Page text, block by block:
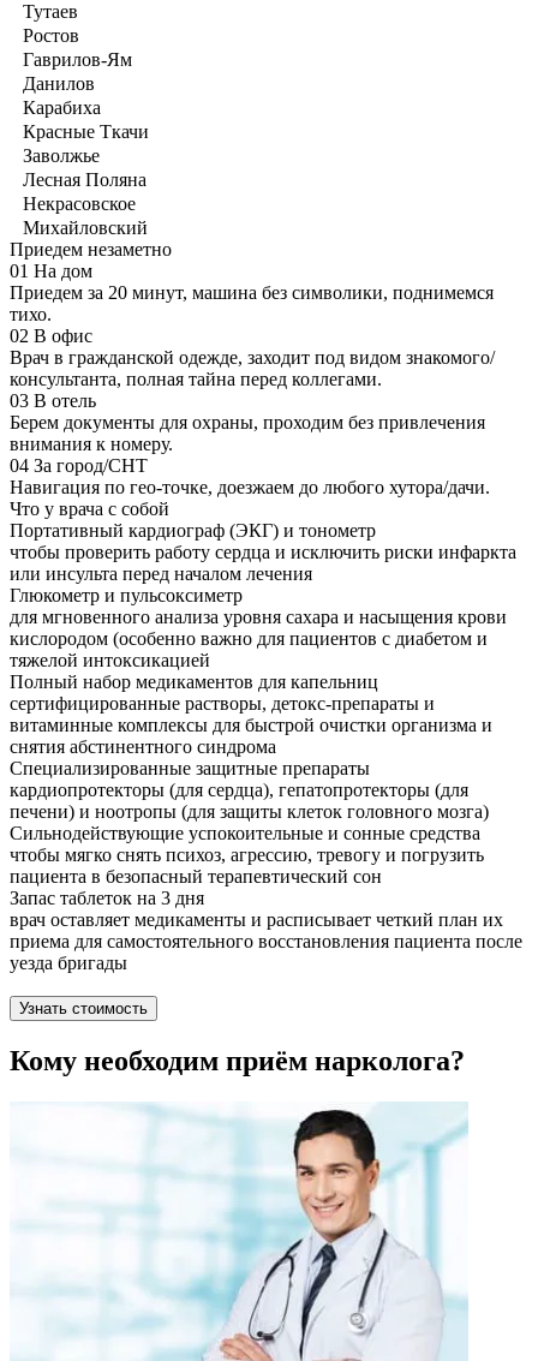
Тутаев
Ростов
Гаврилов-Ям
Данилов
Карабиха
Красные Ткачи
Заволжье
Лесная Поляна
Некрасовское
Михайловский
Приедем незаметно
01 На дом
Приедем за 20 минут, машина без символики, поднимемся
тихо.
02 В офис
Врач в гражданской одежде, заходит под видом знакомого/
консультанта, полная тайна перед коллегами.
03 В отель
Берем документы для охраны, проходим без привлечения
внимания к номеру.
04 За город/СНТ
Навигация по гео-точке, доезжаем до любого хутора/дачи.
Что у врача с собой
Портативный кардиограф (ЭКГ) и тонометр
чтобы проверить работу сердца и исключить риски инфаркта
или инсульта перед началом лечения
Глюкометр и пульсоксиметр
для мгновенного анализа уровня сахара и насыщения крови
кислородом (особенно важно для пациентов с диабетом и
тяжелой интоксикацией
Полный набор медикаментов для капельниц
сертифицированные растворы, детокс-препараты и
витаминные комплексы для быстрой очистки организма и
снятия абстинентного синдрома
Специализированные защитные препараты
кардиопротекторы (для сердца), гепатопротекторы (для
печени) и ноотропы (для защиты клеток головного мозга)
Сильнодействующие успокоительные и сонные средства
чтобы мягко снять психоз, агрессию, тревогу и погрузить
пациента в безопасный терапевтический сон
Запас таблеток на 3 дня
врач оставляет медикаменты и расписывает четкий план их
приема для самостоятельного восстановления пациента после
уезда бригады
Узнать стоимость
Кому необходим приём нарколога?